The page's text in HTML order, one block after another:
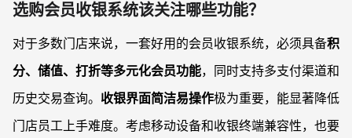
选购会员收银系统该关注哪些功能？
对于多数门店来说，一套好用的会员收银系统，必须具备积
分、储值、打折等多元化会员功能，同时支持多支付渠道和
历史交易查询。 收银界面简洁易操作极为重要，能显著降低
门店员工上手难度。考虑移动设备和收银终端兼容性，也要